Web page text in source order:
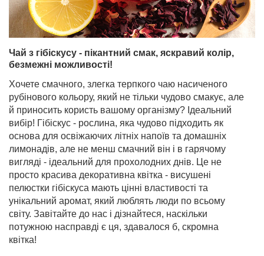
Чай з гібіскусу - пікантний смак, яскравий колір,
безмежні можливості!
Хочете смачного, злегка терпкого чаю насиченого
рубінового кольору, який не тільки чудово смакує, але
й приносить користь вашому організму? Ідеальний
вибір! Гібіскус - рослина, яка чудово підходить як
основа для освіжаючих літніх напоїв та домашніх
лимонадів, але не менш смачний він і в гарячому
вигляді - ідеальний для прохолодних днів. Це не
просто красива декоративна квітка - висушені
пелюстки гібіскуса мають цінні властивості та
унікальний аромат, який люблять люди по всьому
світу. Завітайте до нас і дізнайтеся, наскільки
потужною насправді є ця, здавалося б, скромна
квітка!